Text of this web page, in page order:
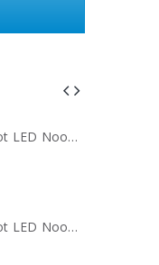
3-Fase Anti-Paniek Slim Spot LED Noodverlichting 3W - Zwart
3-Fase Anti-Paniek Slim Spot LED Noodverlichting 3W - Wit